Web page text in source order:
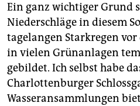
Ein ganz wichtiger Grund
Niederschläge in diesem
tagelangen Stark­regen
in vielen Grünanlagen
gebildet. Ich selbst habe
Charlottenburger
Wasseransammlungen